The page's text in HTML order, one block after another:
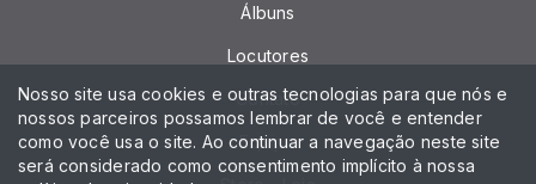
Álbuns
Locutores
Contato
Equipe
Nosso site usa cookies e outras tecnologias para que nós e
nossos parceiros possamos lembrar de você e entender
como você usa o site. Ao continuar a navegação neste site
será considerado como consentimento implícito à nossa